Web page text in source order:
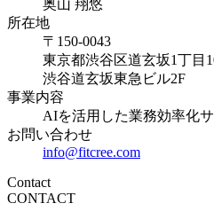
奥山 翔悠
所在地
〒150-0043
東京都渋谷区道玄坂1丁目
渋谷道玄坂東急ビル2F
事業内容
AIを活用した業務効率化
お問い合わせ
info@fitcree.com
Contact
CONTACT